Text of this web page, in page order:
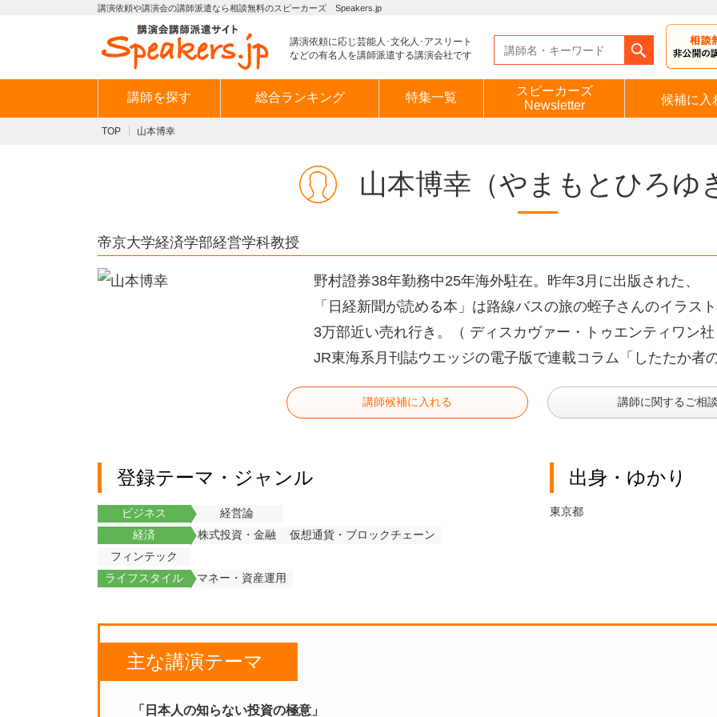
講演依頼や講演会の講師派遣なら相談無料のスピーカーズ Speakers.jp
講演依頼に応じ芸能人･文化人･アスリート
などの有名人を講師派遣する講演会社です
講師を探す 総合ランキング 特集一覧
スピーカーズ
Newsletter
候補に入
TOP 山本博幸
山本博幸 （やまもとひろゆ
帝京大学経済学部経営学科教授
野村證券38年勤務中25年海外駐在。昨年3月に出版された、
「日経新聞が読める本」は路線バスの旅の蛭子さんのイラス
3万部近い売れ行き。（ ディスカヴァー・トゥエンティワン
JR東海系月刊誌ウエッジの電子版で連載コラム「したたか者
講師候補に入れる 講師に関するご相
登録テーマ・ジャンル
ビジネス
経営論
経済
株式投資・金融
仮想通貨・ブロックチェーン
フィンテック
ライフスタイル
マネー・資産運用
出身・ゆかり
東京都
主な講演テーマ
「日本人の知らない投資の極意」